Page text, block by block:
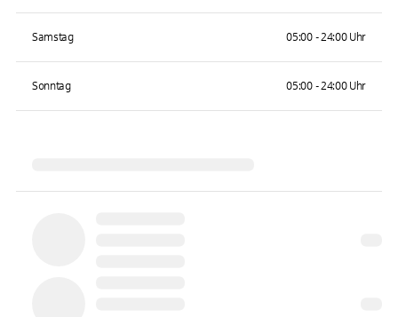
Samstag 05:00 - 24:00 Uhr
Sonntag 05:00 - 24:00 Uhr